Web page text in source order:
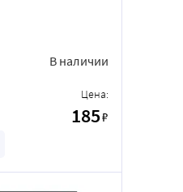
В наличии
Цена:
185₽